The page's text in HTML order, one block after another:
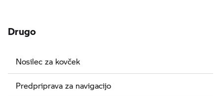
Drugo
Nosilec za kovček
Predpriprava za navigacijo